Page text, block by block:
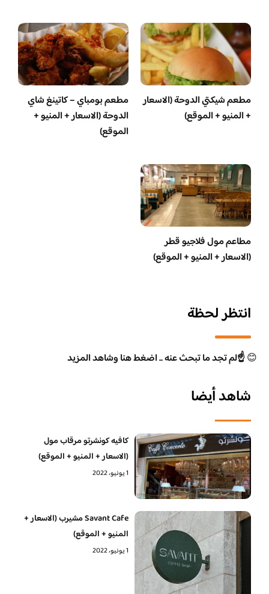
مطعم شيكتي الدوحة (الاسعار
+ المنيو + الموقع)
مطعم بومباي – كاتينغ شاي
الدوحة (الاسعار + المنيو +
الموقع)
مطاعم مول فلاجيو قطر
(الاسعار + المنيو + الموقع)
انتظر لحظة
😊☝️لم تجد ما تبحث عنه .. اضغط هنا وشاهد المزيد
شاهد أيضا
كافيه كونشرتو مرقاب مول
(الاسعار + المنيو + الموقع)
1 يونيو، 2022
Savant Cafe مشيرب (الاسعار +
المنيو + الموقع)
1 يونيو، 2022